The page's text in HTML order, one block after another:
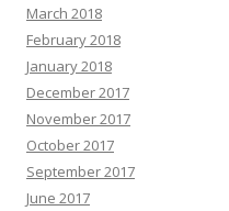
March 2018
February 2018
January 2018
December 2017
November 2017
October 2017
September 2017
June 2017